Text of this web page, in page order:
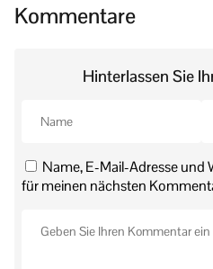
Kommentare
Hinterlassen Sie
Name, E-Mail-Adresse und
für meinen nächsten